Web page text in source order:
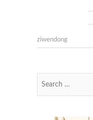
ziwendong